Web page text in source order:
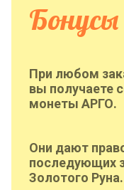
При любом
вы получаете
монеты АРГО.
Они дают
последующих
Золотого Руна.